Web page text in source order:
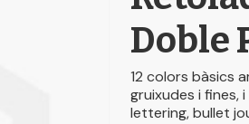
Doble
12 colors bàsics
gruixudes i fines,
lettering, bullet